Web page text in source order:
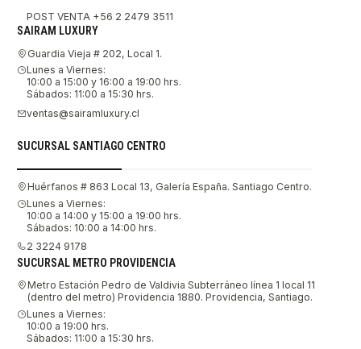
POST VENTA +56 2 2479 3511
SAIRAM LUXURY
Guardia Vieja # 202, Local 1.
Lunes a Viernes:
10:00 a 15:00 y 16:00 a 19:00 hrs.
Sábados: 11:00 a 15:30 hrs.
ventas@sairamluxury.cl
SUCURSAL SANTIAGO CENTRO
Huérfanos # 863 Local 13, Galería España. Santiago Centro.
Lunes a Viernes:
10:00 a 14:00 y 15:00 a 19:00 hrs.
Sábados: 10:00 a 14:00 hrs.
2 3224 9178
SUCURSAL METRO PROVIDENCIA
Metro Estación Pedro de Valdivia Subterráneo línea 1 local 11
(dentro del metro) Providencia 1880. Providencia, Santiago.
Lunes a Viernes:
10:00 a 19:00 hrs.
Sábados: 11:00 a 15:30 hrs.